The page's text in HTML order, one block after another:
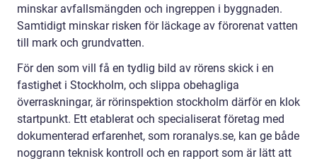
minskar avfallsmängden och ingreppen i byggnaden.
Samtidigt minskar risken för läckage av förorenat vatten
till mark och grundvatten.
För den som vill få en tydlig bild av rörens skick i en
fastighet i Stockholm, och slippa obehagliga
överraskningar, är rörinspektion stockholm därför en klok
startpunkt. Ett etablerat och specialiserat företag med
dokumenterad erfarenhet, som roranalys.se, kan ge både
noggrann teknisk kontroll och en rapport som är lätt att